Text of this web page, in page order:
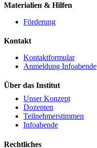
Materialien & Hilfen
Förderung
Kontakt
Kontaktformular
Anmeldung Infoabende
Über das Institut
Unser Konzept
Dozenten
Teilnehmerstimmen
Infoabende
Rechtliches